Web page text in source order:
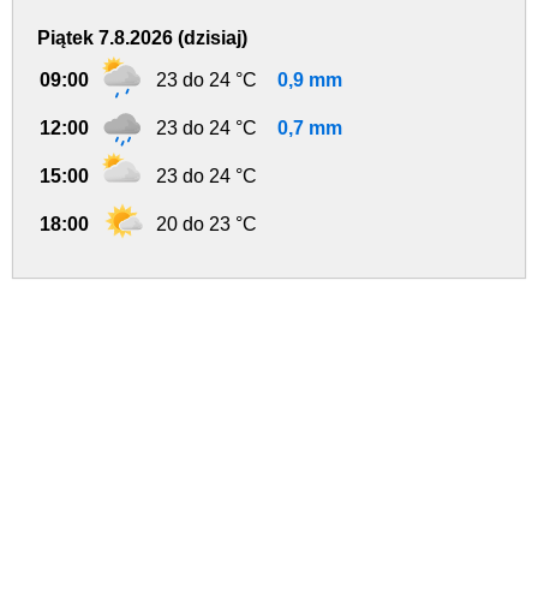
Piątek 7.8.2026 (dzisiaj)
09:00 23 do 24 °C 0,9 mm
12:00 23 do 24 °C 0,7 mm
15:00 23 do 24 °C
18:00 20 do 23 °C